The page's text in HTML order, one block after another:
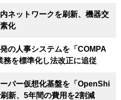
ネットワークを刷新、機器交
化
の人事システムを「COMPA
務を標準化し法改正に追従
バー仮想化基盤を「OpenShi
新、5年間の費用を2割減